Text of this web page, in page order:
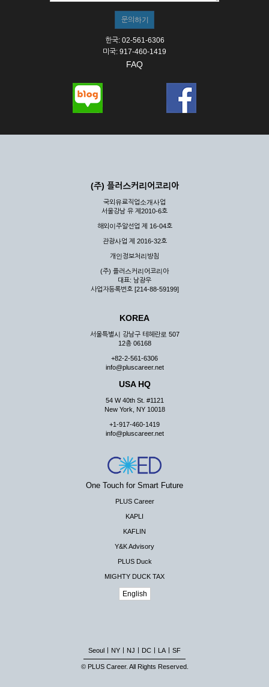
한국: 02-561-6306
미국: 917-460-1419
FAQ
(주) 플러스커리어코리아
국외유료직업소개사업
서울강남 유 제2010-6호
해외이주알선업 제 16-04호
관광사업 제 2016-32호
개인정보처리방침
(주) 플러스커리어코리아
대표: 남광우
사업자등록번호 [214-88-59199]
KOREA
서울특별시 강남구 테헤란로 507
12층 06168
+82-2-561-6306
info@pluscareer.net
USA HQ
54 W 40th St. #1121
New York, NY 10018
+1-917-460-1419
info@pluscareer.net
One Touch for Smart Future
PLUS Career
KAPLI
KAFLIN
Y&K Advisory
PLUS Duck
MIGHTY DUCK TAX
English
Seoul NY NJ DC LA SF
© PLUS Career. All Rights Reserved.